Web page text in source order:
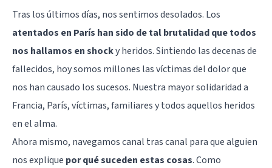
Tras los últimos días, nos sentimos desolados. Los
atentados en París han sido de tal brutalidad que todos
nos hallamos en shocky heridos. Sintiendo las decenas de
fallecidos, hoy somos millones las víctimas del dolor que
nos han causado los sucesos. Nuestra mayor solidaridad a
Francia, París, víctimas, familiares y todos aquellos heridos
en el alma.
Ahora mismo, navegamos canal tras canal para que alguien
nos explique por qué suceden estas cosas. Como